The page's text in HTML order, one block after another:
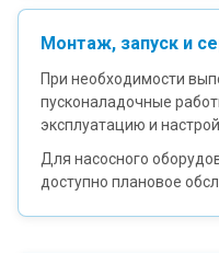
Монтаж, запуск и
При необходимости
пусконаладочные
эксплуатацию и
Для насосного
доступно плановое